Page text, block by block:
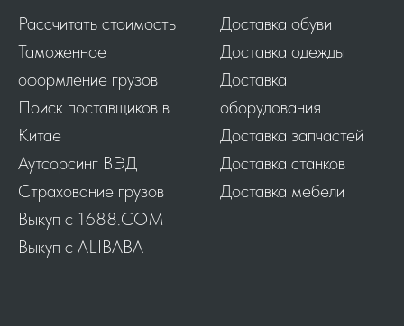
Рассчитать стоимость
Таможенное
оформление грузов
Поиск поставщиков в
Китае
Аутсорсинг ВЭД
Страхование грузов
Выкуп с 1688.COM
Выкуп с ALIBABA
Доставка обуви
Доставка одежды
Доставка
оборудования
Доставка запчастей
Доставка станков
Доставка мебели